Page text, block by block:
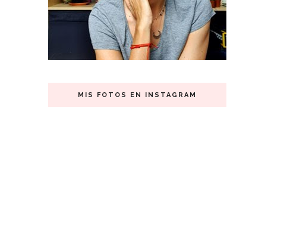
MIS FOTOS EN INSTAGRAM